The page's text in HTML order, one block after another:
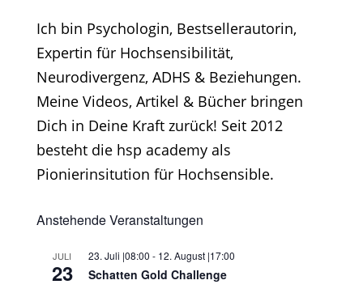
Ich bin Psychologin, Bestsellerautorin,
Expertin für Hochsensibilität,
Neurodivergenz, ADHS & Beziehungen.
Meine Videos, Artikel & Bücher bringen
Dich in Deine Kraft zurück! Seit 2012
besteht die hsp academy als
Pionierinsitution für Hochsensible.
Anstehende Veranstaltungen
JULI
23
23. Juli |08:00 - 12. August |17:00
Schatten Gold Challenge